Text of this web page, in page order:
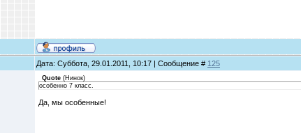
Дата: Суббота, 29.01.2011, 10:17 | Сообщение # 125
Quote (Нинок)
особенно 7 класс.
Да, мы особенные!